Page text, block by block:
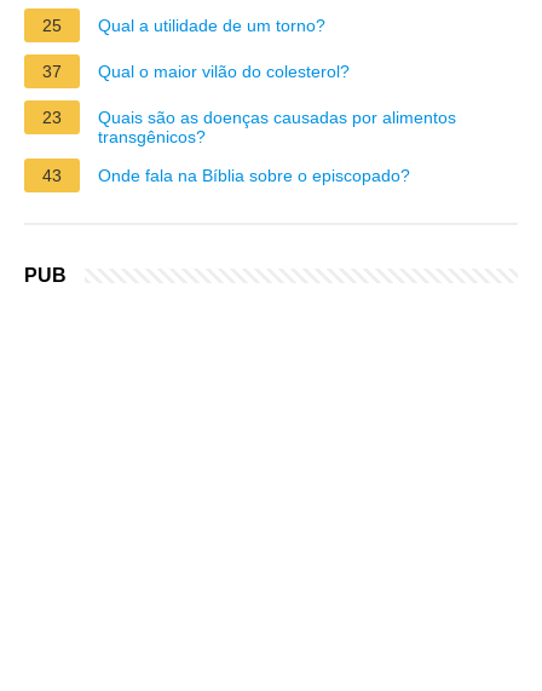
25
Qual a utilidade de um torno?
37 Qual o maior vilão do colesterol?
23
Quais são as doenças causadas por alimentos
transgênicos?
43
Onde fala na Bíblia sobre o episcopado?
PUB